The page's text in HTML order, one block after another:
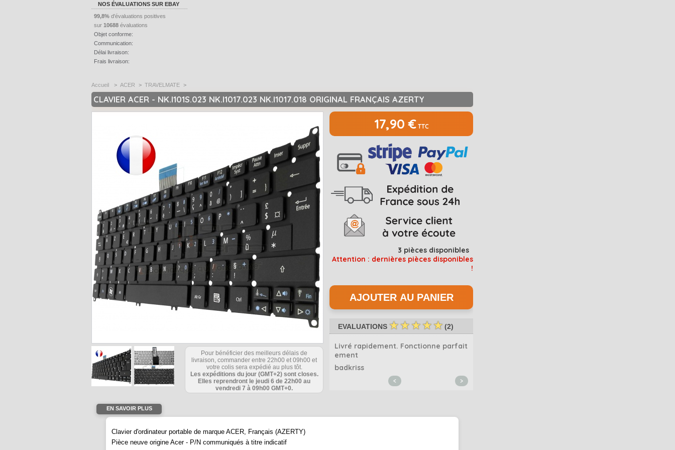
NOS ÉVALUATIONS SUR EBAY
99,8% d'évaluations positives
sur 10688 évaluations
Objet conforme:
Communication:
Délai livraison:
Frais livraison:
Accueil > ACER > TRAVELMATE >
CLAVIER ACER - NK.I101S.023 NK.I1017.023 NK.I1017.018 ORIGINAL FRANÇAIS AZERTY
Pour bénéficier des meilleurs délais de
livraison, commander entre 22h00 et 09h00 et
votre colis sera expédié au plus tôt.
Les expéditions du jour (GMT+2) sont closes.
Elles reprendront le jeudi 6 de 22h00 au
vendredi 7 à 09h00 GMT+0.
17,90 €TTC
3 pièces disponibles
Attention : dernières pièces disponibles
!
EVALUATIONS ☆☆☆☆☆ (2)
Bon produit conforme et pas cher av
ec un vendeur pro
lassolution
Livré rapidement. Fonctionne parfait
ement
badkriss
< >
EN SAVOIR PLUS
Clavier d'ordinateur portable de marque ACER, Français (AZERTY)
Pièce neuve origine Acer - P/N communiqués à titre indicatif